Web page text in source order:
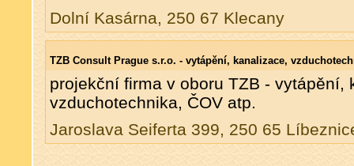
Dolní Kasárna, 250 67 Klecany
TZB Consult Prague s.r.o. - vytápění, kanalizace,
projekční firma v oboru TZB - vytápění,
vzduchotechnika, ČOV atp.
Jaroslava Seiferta 399, 250 65